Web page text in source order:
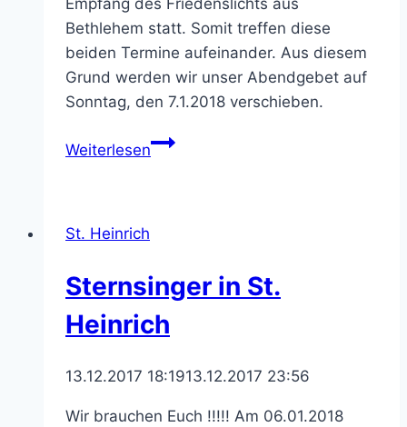
Bethlehem statt. Somit treffen diese
beiden Termine aufeinander. Aus diesem
Grund werden wir unser Abendgebet auf
Sonntag, den 7.1.2018 verschieben.
WeiterlesenAdvents-
verschoben
St. Heinrich
Sternsinger in St.
Heinrich
13.12.2017 18:1913.12.2017 23:56
Wir brauchen Euch !!!!! Am 06.01.2018